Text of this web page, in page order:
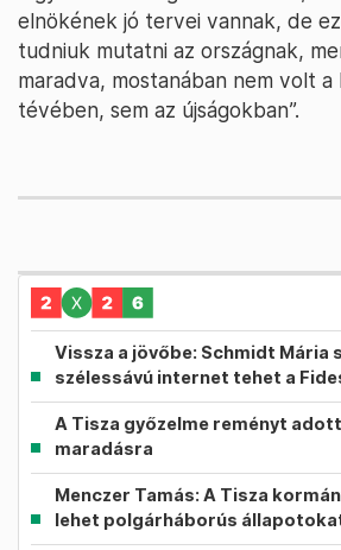
elnökének jó tervei vannak, de
tudniuk mutatni az országnak,
maradva, mostanában nem volt a
tévében, sem az újságokban”.
Vissza a jövőbe: Schmidt Mária
szélessávú internet tehet a
A Tisza győzelme reményt
maradásra
Menczer Tamás: A Tisza
lehet polgárháborús